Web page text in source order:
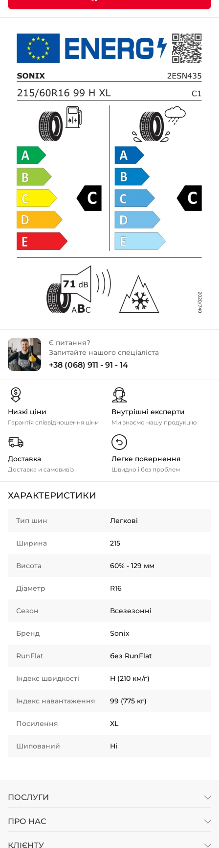
Є питання?
Запитайте нашого спеціаліста
+38 (068) 911 - 91 - 14
Низкі ціни
Гарантія співвідношення ціни
Внутрішні експерти
Ми знаємо нашу продукцію
Доставка
Доставка и самовивіз
Легке повернення
Швидко і без проблем
ХАРАКТЕРИСТИКИ
Тип шин Легкові
Ширина 215
Висота 60% - 129 мм
Діаметр R16
Сезон Всезезонні
Бренд Sonix
RunFlat без RunFlat
Індекс швидкості H (210 км/г)
Індекс навантаження 99 (775 кг)
Посилення XL
Шипований Ні
ПОСЛУГИ
ПРО НАС
КЛІЄНТУ